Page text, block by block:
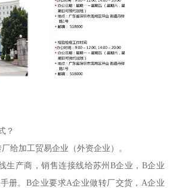
？
给加工贸易企业（外资企业）。
生产商，销售连接线给苏州B企业，B企业
册。B企业要求A企业做转厂交货，A企业